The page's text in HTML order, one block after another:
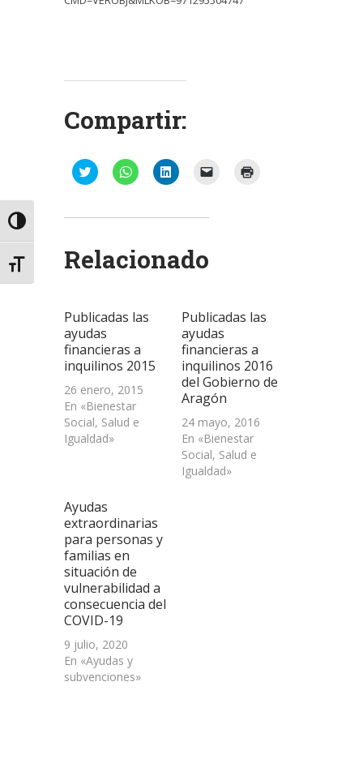
Alternar alto contraste
Alternar tamaño de letra
Compartir:
Haz
clic
Twitter
en
una
Haz
clic
WhatsApp
en
una
Haz
clic
LinkedIn
en
una
en
una
ventana
nueva)
Relacionado
Publicadas las
ayudas
financieras a
inquilinos 2015
26 enero, 2015
En «Bienestar
Social, Salud e
Igualdad»
Publicadas las
ayudas
financieras a
inquilinos 2016
del Gobierno de
Aragón
24 mayo, 2016
En «Bienestar
Social, Salud e
Igualdad»
Ayudas
extraordinarias
para personas y
familias en
situación de
vulnerabilidad a
consecuencia del
COVID-19
9 julio, 2020
En «Ayudas y
subvenciones»